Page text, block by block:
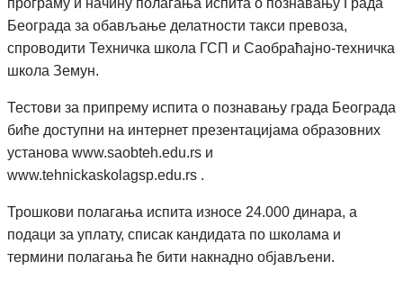
програму и начину полагања испита о познавању Града
Београда за обављање делатности такси превоза,
спроводити Техничка школа ГСП и Саобраћајно-техничка
школа Земун.
Тестови за припрему испита о познавању града Београда
биће доступни на интернет презентацијама образовних
установа www.saobteh.edu.rs и
www.tehnickaskolagsp.edu.rs .
Трошкови полагања испита износе 24.000 динара, а
подаци за уплату, списак кандидата по школама и
термини полагања ће бити накнадно објављени.